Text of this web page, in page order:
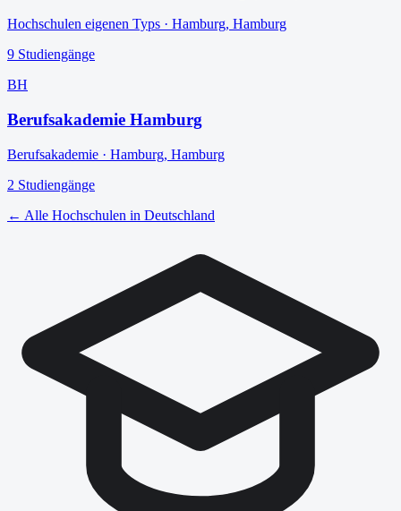
Hochschulen eigenen Typs · Hamburg, Hamburg
9 Studiengänge
BH
Berufsakademie Hamburg
Berufsakademie · Hamburg, Hamburg
2 Studiengänge
← Alle Hochschulen in Deutschland